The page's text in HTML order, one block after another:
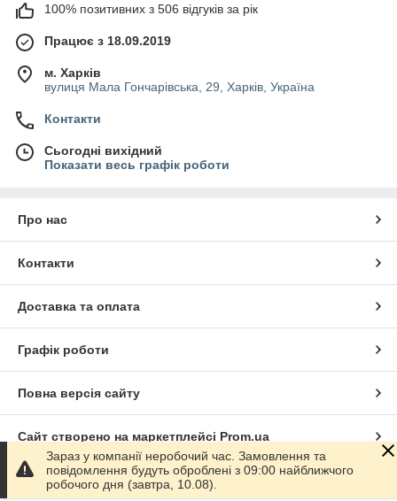
100% позитивних з 506 відгуків за рік
Працює з 18.09.2019
м. Харків
вулиця Мала Гончарівська, 29, Харків, Україна
Контакти
Сьогодні вихідний
Показати весь графік роботи
Про нас
Контакти
Доставка та оплата
Графік роботи
Повна версія сайту
Сайт створено на маркетплейсі Prom.ua
Політика конфіденційності
Зараз у компанії неробочий час. Замовлення та
повідомлення будуть оброблені з 09:00 найближчого
робочого дня (завтра, 10.08).